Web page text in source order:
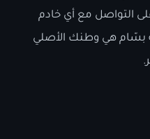
التواصل مع أي خادم
بسّام هي وطنك الأصلي